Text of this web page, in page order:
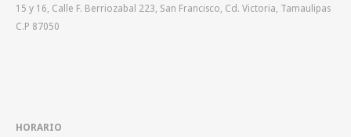
15 y 16, Calle F. Berriozabal 223, San Francisco, Cd. Victoria, Tamaulipas
C.P 87050
HORARIO